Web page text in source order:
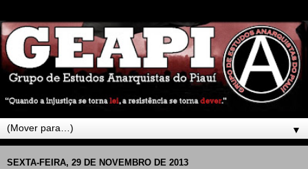
▼
SEXTA-FEIRA, 29 DE NOVEMBRO DE 2013